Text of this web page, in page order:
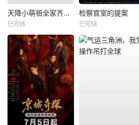
天降小萌祖全家齐齐宠
已完结
检察官室的提案
已完结